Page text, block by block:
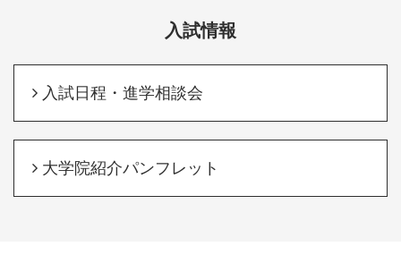
入試情報
入試日程・進学相談会
大学院紹介パンフレット